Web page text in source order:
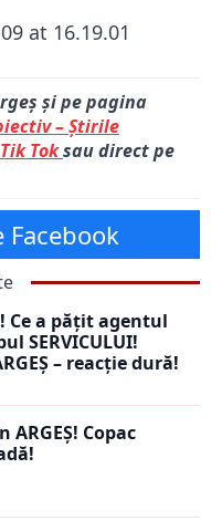
și pe pagina
– Știrile
Tik Toksau direct pe
Ce a pățit agentul
SERVICULUI!
– reacție dură!
ARGEȘ! Copac